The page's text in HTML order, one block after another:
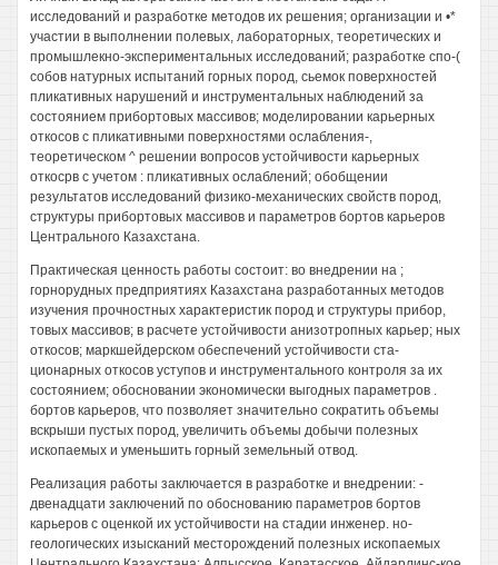
исследований и разработке методов их решения; организации и •*
участии в выполнении полевых, лабораторных, теоретических и
промышлекно-экспериментальных исследований; разработке спо-(
собов натурных испытаний горных пород, сьемок поверхностей
пликативных нарушений и инструментальных наблюдений за
состоянием прибортовых массивов; моделировании карьерных
откосов с пликативными поверхностями ослабления-,
теоретическом ^ решении вопросов устойчивости карьерных
откосрв с учетом : пликативных ослаблений; обобщении
результатов исследований физико-механических свойств пород,
структуры прибортовых массивов и параметров бортов карьеров
Центрального Казахстана.
Практическая ценность работы состоит: во внедрении на ;
горнорудных предприятиях Казахстана разработанных методов
изучения прочностных характеристик пород и структуры прибор,
товых массивов; в расчете устойчивости анизотропных карьер; ных
откосов; маркшейдерском обеспечений устойчивости ста-
ционарных откосов уступов и инструментального контроля за их
состоянием; обосновании экономически выгодных параметров .
бортов карьеров, что позволяет значительно сократить объемы
вскрыши пустых пород, увеличить объемы добычи полезных
ископаемых и уменьшить горный земельный отвод.
Реализация работы заключается в разработке и внедрении: -
двенадцати заключений по обоснованию параметров бортов
карьеров с оценкой их устойчивости на стадии инженер. но-
геологических изысканий месторождений полезных ископаемых